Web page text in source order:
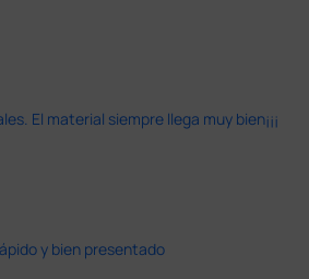
El material siempre llega muy bien¡¡¡
y bien presentado